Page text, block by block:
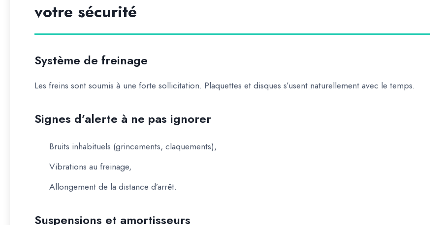
votre sécurité
Système de freinage
Les freins sont soumis à une forte sollicitation. Plaquettes et disques s’usent naturellement avec le temps.
Signes d’alerte à ne pas ignorer
Bruits inhabituels (grincements, claquements),
Vibrations au freinage,
Allongement de la distance d’arrêt.
Suspensions et amortisseurs